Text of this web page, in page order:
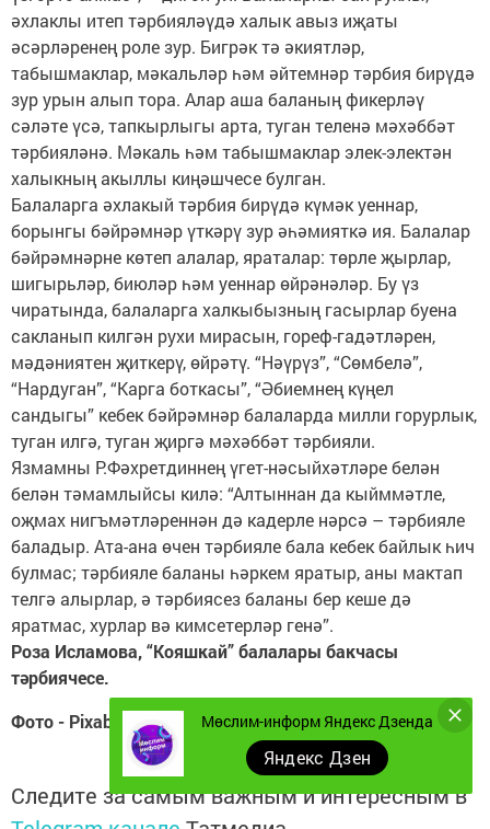
әхлаклы итеп тәрбияләүдә халык авыз иҗаты
әсәрләренең роле зур. Бигрәк тә әкиятләр,
табышмаклар, мәкальләр һәм әйтемнәр тәрбия бирүдә
зур урын алып тора. Алар аша баланың фикерләү
сәләте үсә, тапкырлыгы арта, туган теленә мәхәббәт
тәрбияләнә. Мәкаль һәм табышмаклар элек-электән
халыкның акыллы киңәшчесе булган.
Балаларга әхлакый тәрбия бирүдә күмәк уеннар,
борынгы бәйрәмнәр үткәрү зур әһәмияткә ия. Балалар
бәйрәмнәрне көтеп алалар, яраталар: төрле җырлар,
шигырьләр, биюләр һәм уеннар өйрәнәләр. Бу үз
чиратында, балаларга халкыбызның гасырлар буена
сакланып килгән рухи мирасын, гореф-гадәтләрен,
мәдәниятен җиткерү, өйрәтү. “Нәүрүз”, “Сөмбелә”,
“Нардуган”, “Карга боткасы”, “Әбиемнең күңел
сандыгы” кебек бәйрәмнәр балаларда милли горурлык,
туган илгә, туган җиргә мәхәббәт тәрбияли.
Язмамны Р.Фәхретдиннең үгет-нәсыйхәтләре белән
белән тәмамлыйсы килә: “Алтыннан да кыйммәтле,
оҗмах нигъмәтләреннән дә кадерле нәрсә – тәрбияле
баладыр. Ата-ана өчен тәрбияле бала кебек байлык һич
булмас; тәрбияле баланы һәркем яратыр, аны мактап
телгә алырлар, ә тәрбиясез баланы бер кеше дә
яратмас, хурлар вә кимсетерләр генә”.
Роза Исламова, “Кояшкай” балалары бакчасы
тәрбиячесе.
Фото - Pixabay.com
Следите за самым важным и интересным в
Мөслим-информ Яндекс Дзенда
Яндекс Дзен